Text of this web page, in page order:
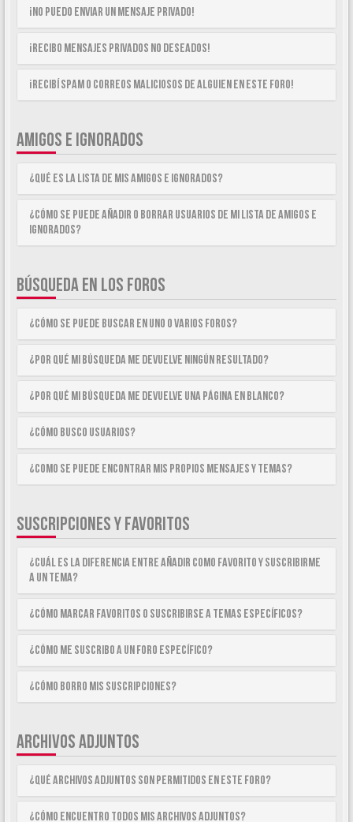
¡No puedo enviar un mensaje privado!
¡Recibo mensajes privados no deseados!
¡Recibí spam o correos maliciosos de alguien en este foro!
AMIGOS E IGNORADOS
¿Qué es la lista de Mis Amigos e Ignorados?
¿Cómo se puede añadir o borrar usuarios de mi lista de Amigos e
Ignorados?
BÚSQUEDA EN LOS FOROS
¿Cómo se puede buscar en uno o varios foros?
¿Por qué mi búsqueda me devuelve ningún resultado?
¿Por qué mi búsqueda me devuelve una página en blanco?
¿Cómo busco usuarios?
¿Como se puede encontrar mis propios mensajes y temas?
SUSCRIPCIONES Y FAVORITOS
¿Cuál es la diferencia entre añadir como Favorito y suscribirme
a un tema?
¿Cómo marcar Favoritos o suscribirse a temas específicos?
¿Cómo me suscribo a un foro específico?
¿Cómo borro mis suscripciones?
ARCHIVOS ADJUNTOS
¿Qué archivos adjuntos son permitidos en este foro?
¿Cómo encuentro todos mis archivos adjuntos?